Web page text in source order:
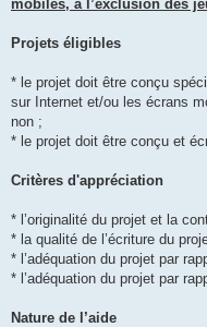
mobiles, à l’exclusion des
Projets éligibles
* le projet doit être conçu
sur Internet et/ou les écrans
non ;
* le projet doit être conçu et
Critères d'appréciation
* l’originalité du projet et la
* la qualité de l’écriture du
* l’adéquation du projet par
* l’adéquation du projet par
Nature de l’aide